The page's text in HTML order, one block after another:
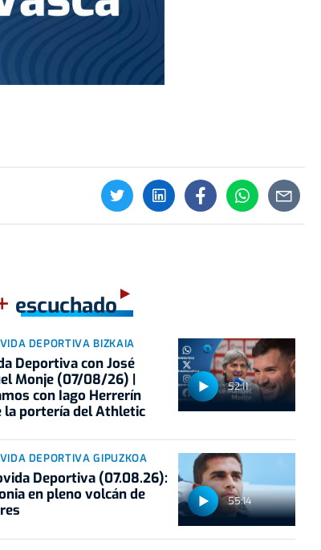
escuchado
52:11
DEPORTIVA BIZKAIA
Deportiva con José
Monje (07/08/26) |
con Iago Herrerín
la portería del Athletic
55:14
DEPORTIVA GIPUZKOA
Deportiva (07.08.26):
en pleno volcán de